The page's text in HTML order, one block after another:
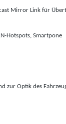
Mirror Link für
Hotspots, Smartpone
zur Optik des